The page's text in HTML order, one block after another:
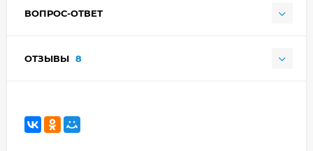
ВОПРОС-ОТВЕТ
ОТЗЫВЫ 8